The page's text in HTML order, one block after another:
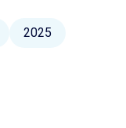
2025